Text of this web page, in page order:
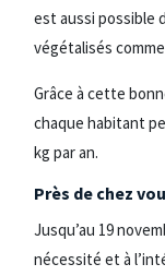
est aussi possible
végétalisés
Grâce à cette
chaque habitant
kg par an.
Près de chez
Jusqu’au 19
nécessité et à